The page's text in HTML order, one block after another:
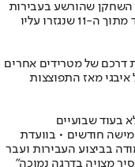
השחקן שהורשע בעבירות
עליו
דרכם של מטרידים אחרים
מאז התפוצצות
בעוד שבועיים
ריצה חמישה חודשים • בוועדת
בביצוע העבירות ועבר
מצויה בדרגה נמוכה"